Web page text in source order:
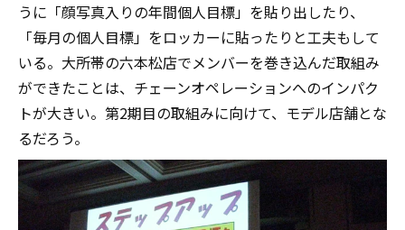
うに「顔写真入りの年間個人目標」を貼り出したり、
「毎月の個人目標」をロッカーに貼ったりと工夫もして
いる。大所帯の六本松店でメンバーを巻き込んだ取組み
ができたことは、チェーンオペレーションへのインパク
トが大きい。第2期目の取組みに向けて、モデル店舗とな
るだろう。